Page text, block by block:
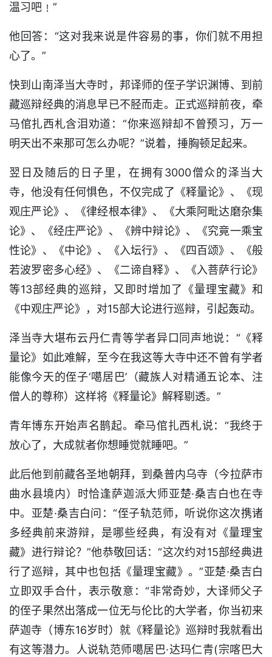
温习吧﹗”
他回答：“这对我来说是件容易的事，你们就不用担
心了。”
快到山南泽当大寺时，邦译师的侄子学识渊博、到前
藏巡辩经典的消息早已不胫而走。正式巡辩前夜，牵
马倌扎西札含泪劝道：“你来巡辩却不曾预习，万一
明天出不来那可怎么办呢？”说着，捶胸顿足起来。
翌日及随后的日子里，在拥有3000僧众的泽当大
寺，他没有任何惧色，不仅完成了《释量论》、《现
观庄严论》、《律经根本律》、《大乘阿毗达磨杂集
论》、《经庄严论》、《辨中辩论》、《究竟一乘宝
性论》、《中论》、《入坛行》、《四百颂》、《般
若波罗密多心经》、《二谛自释》、《入菩萨行论》
等13部经典的巡辩，又即时增加了《量理宝藏》和
《中观庄严论》，对15部大论进行巡辩，引起轰动。
泽当寺大堪布云丹仁青等学者异口同声地说：“《释
量论》如此难解，至今在我这等大寺中还不曾有学者
能像今天的侄子‘噶居巴’（藏族人对精通五论本、注
僧人的尊称）这样将《释量论》解释剔透。”
青年博东开始声名鹊起。牵马倌扎西札说：“我终于
放心了，大成就者你想睡觉就睡吧。”
此后他到前藏各圣地朝拜，到桑普内乌寺（今拉萨市
曲水县境内）时恰逢萨迦派大师亚楚·桑吉白也在寺
中。亚楚·桑吉白问：“侄子轨范师，听说你这次携诸
多经典前来游辩，是哪些经典，有没有对《量理宝
藏》进行辩论？”他恭敬回话：“这次约对15部经典进
行了巡辩，其中也包括《量理宝藏》。”亚楚·桑吉白
立即双手合什，表示敬意：“非常奇妙，大译师父子
的侄子果然出落成一位无与伦比的大学者，你当初来
萨迦寺（博东16岁时）就《释量论》巡辩时我就看出
有这等潜力。人说轨范师噶居巴·达玛仁青(宗喀巴大